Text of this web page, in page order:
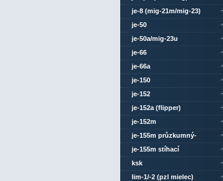
je-8 (mig-21m/mig-23)
je-50
je-50a/mig-23u
je-66
je-66a
je-150
je-152
je-152a (flipper)
je-152m
je-155m průzkumný-
bombardovací
je-155m stíhací
ksk
lim-1/-2 (pzl mielec)